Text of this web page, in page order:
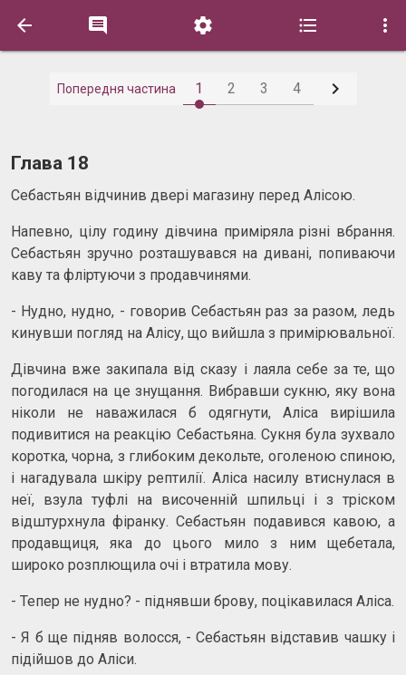
    
Попередня частина 1 2 3 4 
Глава 18
Себастьян відчинив двері магазину перед Алісою.
Напевно, цілу годину дівчина приміряла різні вбрання.
Себастьян зручно розташувався на дивані, попиваючи
каву та фліртуючи з продавчинями.
- Нудно, нудно, - говорив Себастьян раз за разом, ледь
кинувши погляд на Алісу, що вийшла з примірювальної.
Дівчина вже закипала від сказу і лаяла себе за те, що
погодилася на це знущання. Вибравши сукню, яку вона
ніколи не наважилася б одягнути, Аліса вирішила
подивитися на реакцію Себастьяна. Сукня була зухвало
коротка, чорна, з глибоким декольте, оголеною спиною,
і нагадувала шкіру рептилії. Аліса насилу втиснулася в
неї, взула туфлі на височенній шпильці і з тріском
відштурхнула фіранку. Себастьян подавився кавою, а
продавщиця, яка до цього мило з ним щебетала,
широко розплющила очі і втратила мову.
- Тепер не нудно? - піднявши брову, поцікавилася Аліса.
- Я б ще підняв волосся, - Себастьян відставив чашку і
підійшов до Аліси.